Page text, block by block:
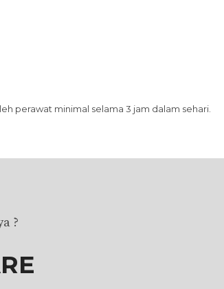
perawat minimal selama 3 jam dalam sehari.
?